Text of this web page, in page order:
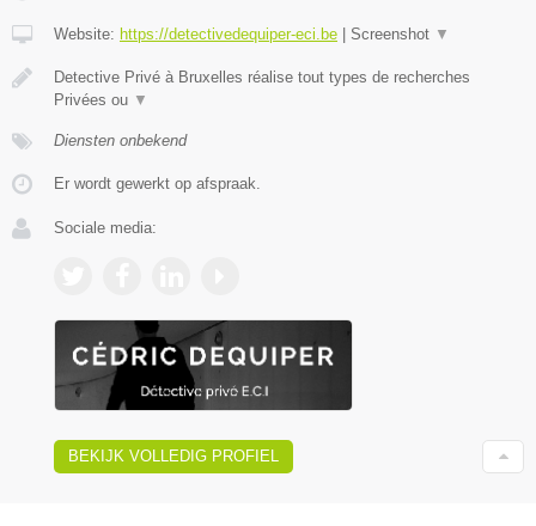
Website: https://detectivedequiper-eci.be Screenshot ▼
Detective Privé à Bruxelles réalise tout types de recherches
Privées ou ▼
Diensten onbekend
Er wordt gewerkt op afspraak.
Sociale media:
BEKIJK VOLLEDIG PROFIEL